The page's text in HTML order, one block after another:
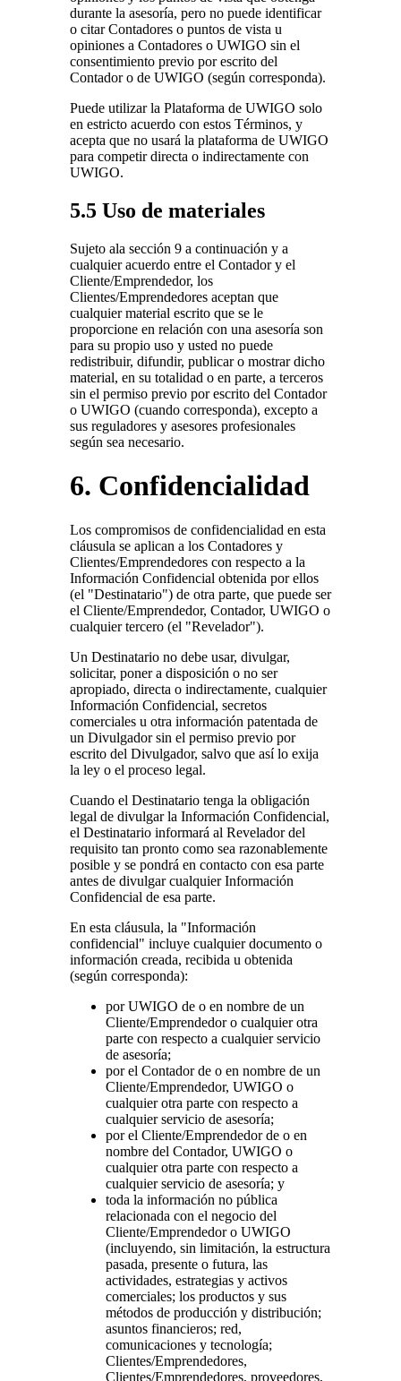
durante la asesoría, pero no puede identificar
o citar Contadores o puntos de vista u
opiniones a Contadores o UWIGO sin el
consentimiento previo por escrito del
Contador o de UWIGO (según corresponda).
Puede utilizar la Plataforma de UWIGO solo
en estricto acuerdo con estos Términos, y
acepta que no usará la plataforma de UWIGO
para competir directa o indirectamente con
UWIGO.
5.5 Uso de materiales
Sujeto ala sección 9 a continuación y a
cualquier acuerdo entre el Contador y el
Cliente/Emprendedor, los
Clientes/Emprendedores aceptan que
cualquier material escrito que se le
proporcione en relación con una asesoría son
para su propio uso y usted no puede
redistribuir, difundir, publicar o mostrar dicho
material, en su totalidad o en parte, a terceros
sin el permiso previo por escrito del Contador
o UWIGO (cuando corresponda), excepto a
sus reguladores y asesores profesionales
según sea necesario.
6. Confidencialidad
Los compromisos de confidencialidad en esta
cláusula se aplican a los Contadores y
Clientes/Emprendedores con respecto a la
Información Confidencial obtenida por ellos
(el "Destinatario") de otra parte, que puede ser
el Cliente/Emprendedor, Contador, UWIGO o
cualquier tercero (el "Revelador").
Un Destinatario no debe usar, divulgar,
solicitar, poner a disposición o no ser
apropiado, directa o indirectamente, cualquier
Información Confidencial, secretos
comerciales u otra información patentada de
un Divulgador sin el permiso previo por
escrito del Divulgador, salvo que así lo exija
la ley o el proceso legal.
Cuando el Destinatario tenga la obligación
legal de divulgar la Información Confidencial,
el Destinatario informará al Revelador del
requisito tan pronto como sea razonablemente
posible y se pondrá en contacto con esa parte
antes de divulgar cualquier Información
Confidencial de esa parte.
En esta cláusula, la "Información
confidencial" incluye cualquier documento o
información creada, recibida u obtenida
(según corresponda):
por UWIGO de o en nombre de un
Cliente/Emprendedor o cualquier otra
parte con respecto a cualquier servicio
de asesoría;
por el Contador de o en nombre de un
Cliente/Emprendedor, UWIGO o
cualquier otra parte con respecto a
cualquier servicio de asesoría;
por el Cliente/Emprendedor de o en
nombre del Contador, UWIGO o
cualquier otra parte con respecto a
cualquier servicio de asesoría; y
toda la información no pública
relacionada con el negocio del
Cliente/Emprendedor o UWIGO
(incluyendo, sin limitación, la estructura
pasada, presente o futura, las
actividades, estrategias y activos
comerciales; los productos y sus
métodos de producción y distribución;
asuntos financieros; red,
comunicaciones y tecnología;
Clientes/Emprendedores,
Clientes/Emprendedores, proveedores,